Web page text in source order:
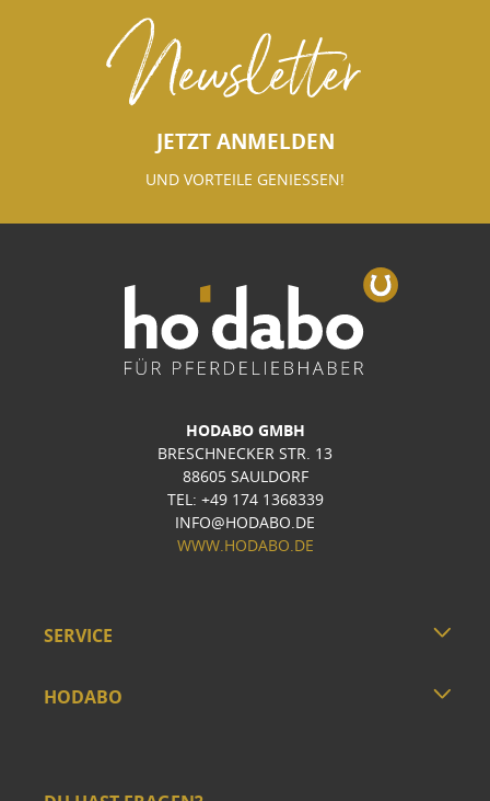
Newsletter
JETZT ANMELDEN
UND VORTEILE GENIESSEN!
HODABO GMBH
BRESCHNECKER STR. 13
88605 SAULDORF
TEL: +49 174 1368339
INFO@HODABO.DE
WWW.HODABO.DE
SERVICE
HODABO